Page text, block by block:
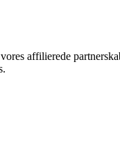
affilierede